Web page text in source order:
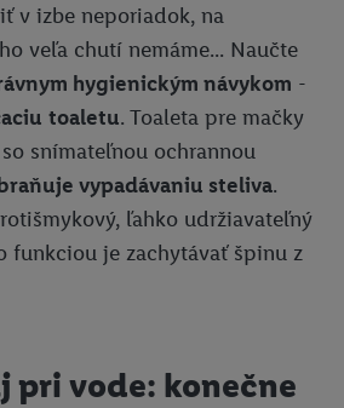
v izbe neporiadok, na
veľa chutí nemáme... Naučte
hygienickým návykom -
toaletu. Toaleta pre mačky
snímateľnou ochrannou
vypadávaniu steliva.
ľahko udržiavateľný
funkciou je zachytávať špinu z
pri vode: konečne